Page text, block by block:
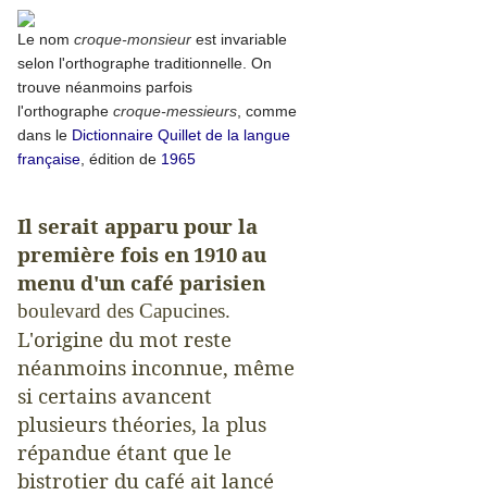
Le nom croque-monsieur est invariable
selon l'orthographe traditionnelle. On
trouve néanmoins parfois
l'orthographe croque-messieurs , comme
dans le Dictionnaire Quillet de la langue
française , édition de 1965
Il serait apparu pour la
première fois en1910 au
menu d'un café parisien
boulevard des Capucines.
L'origine du mot reste
néanmoins inconnue, même
si certains avancent
plusieurs théories, la plus
répandue étant que le
bistrotier du café ait lancé